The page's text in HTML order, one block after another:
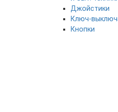
Джойстики
Ключ-
Кнопки